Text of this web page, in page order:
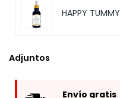
HAPPY TUMMY
Adjuntos
Envío gratis